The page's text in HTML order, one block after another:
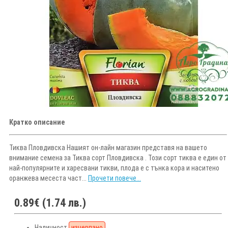
Кратко описание
Тиква Пловдивска Нашият он-лайн магазин представя на вашето
внимание семена за Тиква сорт Пловдивска . Този сорт тиква е един от
най-популярните и харесвани тикви, плода е с тънка кора и наситено
оранжева месеста част... Прочети повече...
0.89€ (1.74 лв.)